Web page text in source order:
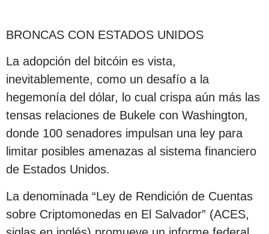
BRONCAS CON ESTADOS UNIDOS
La adopción del bitcóin es vista,
inevitablemente, como un desafío a la
hegemonía del dólar, lo cual crispa aún más las
tensas relaciones de Bukele con Washington,
donde 100 senadores impulsan una ley para
limitar posibles amenazas al sistema financiero
de Estados Unidos.
La denominada “Ley de Rendición de Cuentas
sobre Criptomonedas en El Salvador” (ACES,